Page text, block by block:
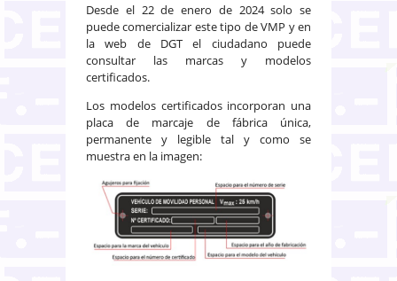
Desde el 22 de enero de 2024 solo se
puede comercializar este tipo de VMP y en
la web de DGT el ciudadano puede
consultar las marcas y modelos
certificados.
Los modelos certificados incorporan una
placa de marcaje de fábrica única,
permanente y legible tal y como se
muestra en la imagen: